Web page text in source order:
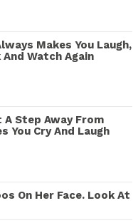
Makes You Laugh,
And Watch Again
A Step Away From
You Cry And Laugh
On Her Face. Look At